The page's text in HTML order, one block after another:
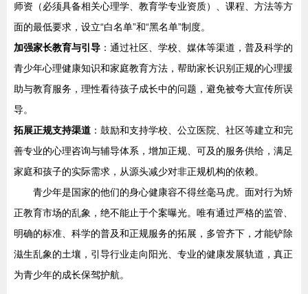
师资（必须具备相关心理学、教育学专业资质）、课程、方法等方
面的最低要求，设立“白名单”和“黑名单”制度。
加强家长教育与引导 ：通过社区、学校、媒体等渠道，普及科学的
青少年心理健康知识和家庭教育方法，帮助家长识别正规的心理援
助与教育服务，理性看待孩子成长中的问题，避免被夸大宣传所误
导。
拓展正规支持渠道 ：鼓励和支持学校、公立医院、社区等建立和完
善专业的心理咨询与辅导体系，增加正规、可及的服务供给，满足
家庭和孩子的实际需求，从源头减少对非正规机构的依赖。
青少年是国家的他们的身心健康容不得丝毫马虎。面对行为矫
正教育市场的乱象，绝不能止于个案曝光。唯有通过严格的监管、
明确的标准、科学的普及和正规服务的拓展，多管齐下，才能铲除
滋生乱象的土壤，引导行业走向阳光、专业的健康发展轨道，真正
为青少年的成长保驾护航。